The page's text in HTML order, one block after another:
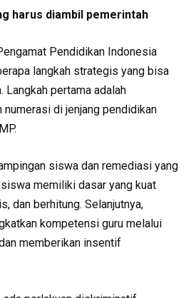
harus diambil pemerintah
Pendidikan Indonesia
langkah strategis yang bisa
pertama adalah
di jenjang pendidikan
siswa dan remediasi yang
memiliki dasar yang kuat
dan berhitung. Selanjutnya,
kompetensi guru melalui
memberikan insentif